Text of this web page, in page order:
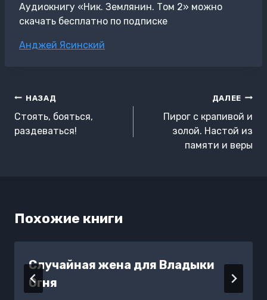
Аудиокнигу «Ник. Землянин. Том 2» можно
скачать бесплатно по подписке
Метки
Анджей Ясинский
Навигация
по
записям
НАЗАД
Стоять, бояться,
раздеваться!
ДАЛЕЕ
Пирог с крапивой и
золой. Настой из
памяти и веры
Похожие книги
Случайная жена для Владыки
Огня